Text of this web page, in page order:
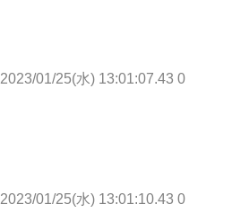
2023/01/25(水) 13:01:07.43 0
2023/01/25(水) 13:01:10.43 0